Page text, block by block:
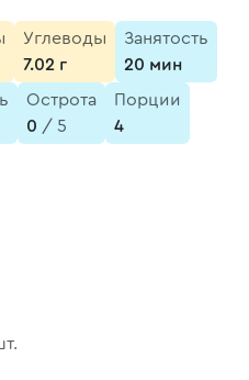
Углеводы
7.02 г
Занятость
20 мин
Острота
0 / 5
Порции
4